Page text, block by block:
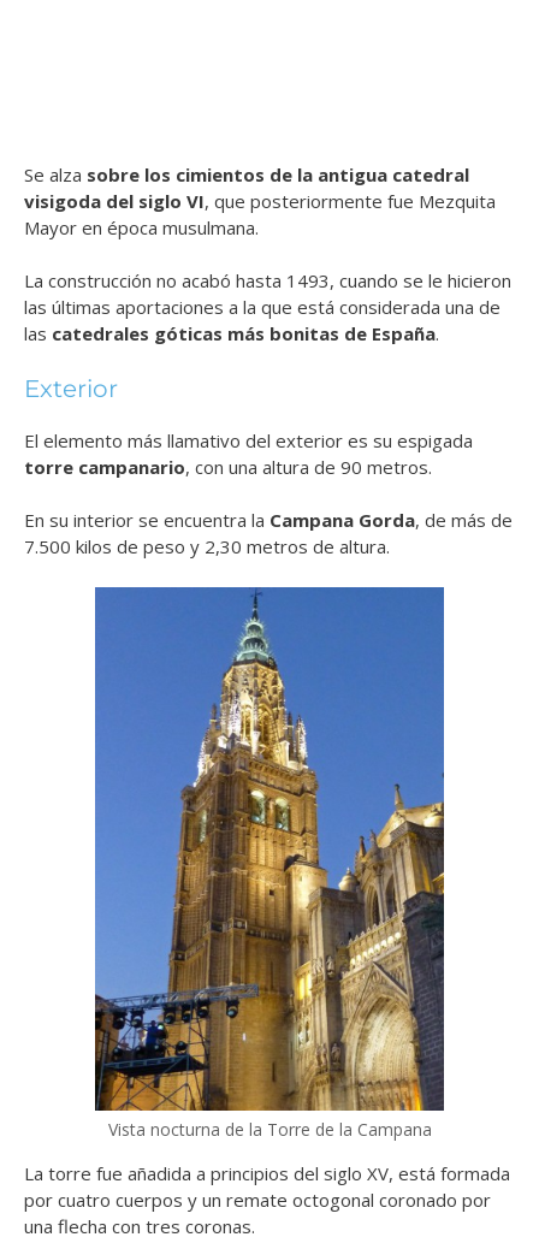
Se alza sobre los cimientos de la antigua catedral
visigoda del siglo VI, que posteriormente fue Mezquita
Mayor en época musulmana.
La construcción no acabó hasta 1493, cuando se le hicieron
las últimas aportaciones a la que está considerada una de
las catedrales góticas más bonitas de España.
Exterior
El elemento más llamativo del exterior es su espigada
torre campanario, con una altura de 90 metros.
En su interior se encuentra la Campana Gorda, de más de
7.500 kilos de peso y 2,30 metros de altura.
Vista nocturna de la Torre de la Campana
La torre fue añadida a principios del siglo XV, está formada
por cuatro cuerpos y un remate octogonal coronado por
una flecha con tres coronas.